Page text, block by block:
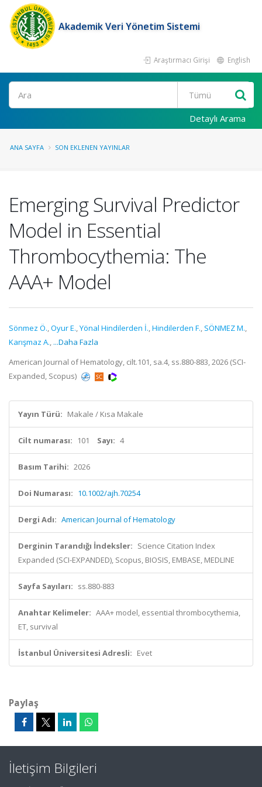
Akademik Veri Yönetim Sistemi
Araştırmacı Girişi English
Ara
Detaylı Arama
ANA SAYFA SON EKLENEN YAYINLAR
Emerging Survival Predictor
Model in Essential
Thrombocythemia: The
AAA+ Model
Sönmez Ö.,Oyur E.,Yönal Hindilerden İ.,Hindilerden F., SÖNMEZ M.,
Karışmaz A., ...Daha Fazla
American Journal of Hematology, cilt.101, sa.4, ss.880-883, 2026 (SCI-
Expanded, Scopus)
Yayın Türü: Makale / Kısa Makale
Cilt numarası: 101 Sayı: 4
Basım Tarihi: 2026
Doi Numarası: 10.1002/ajh.70254
Dergi Adı: American Journal of Hematology
Derginin Tarandığı İndeksler: Science Citation Index
Expanded (SCI-EXPANDED), Scopus, BIOSIS, EMBASE, MEDLINE
Sayfa Sayıları: ss.880-883
Anahtar Kelimeler: AAA+ model, essential thrombocythemia,
ET, survival
İstanbul Üniversitesi Adresli: Evet
Paylaş
İletişim Bilgileri